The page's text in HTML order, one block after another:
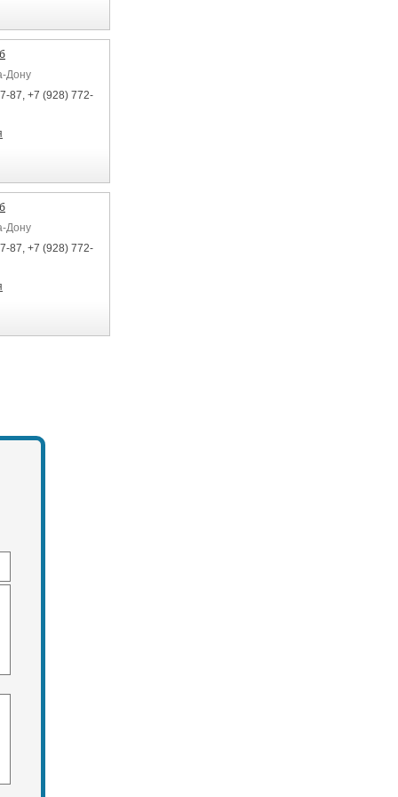
Дону
87, +7 (928) 772-
Дону
87, +7 (928) 772-